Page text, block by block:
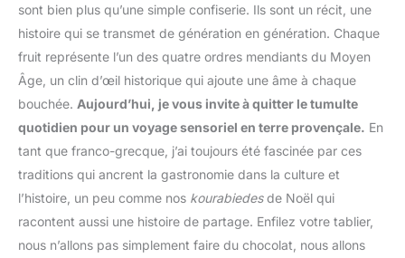
sont bien plus qu’une simple confiserie. Ils sont un récit, une
histoire qui se transmet de génération en génération. Chaque
fruit représente l’un des quatre ordres mendiants du Moyen
Âge, un clin d’œil historique qui ajoute une âme à chaque
bouchée. Aujourd’hui, je vous invite à quitter le tumulte
quotidien pour un voyage sensoriel en terre provençale. En
tant que franco-grecque, j’ai toujours été fascinée par ces
traditions qui ancrent la gastronomie dans la culture et
l’histoire, un peu comme nos kourabiedesde Noël qui
racontent aussi une histoire de partage. Enfilez votre tablier,
nous n’allons pas simplement faire du chocolat, nous allons